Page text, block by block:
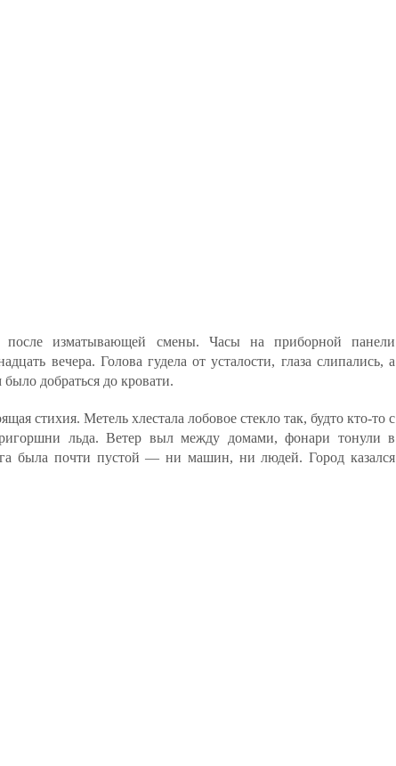
после изматывающей смены. Часы на приборной панели
вечера. Голова гудела от усталости, глаза слипались, а
добраться до кровати.
стихия. Метель хлестала лобовое стекло так, будто кто-то с
льда. Ветер выл между домами, фонари тонули в
была почти пустой — ни машин, ни людей. Город казался